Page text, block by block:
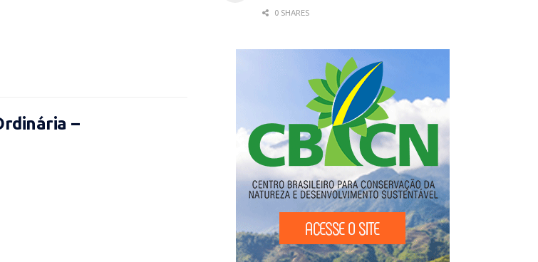
–
0 SHARES